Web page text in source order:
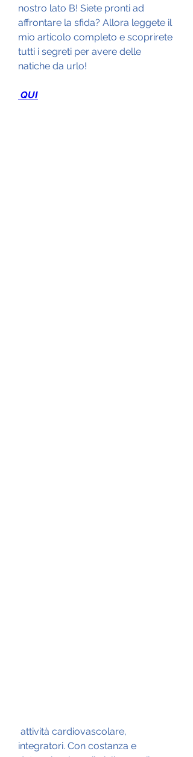
nostro lato B! Siete pronti ad
affrontare la sfida? Allora leggete il
mio articolo completo e scoprirete
tutti i segreti per avere delle
natiche da urlo!
QUI
integratori. Con costanza e